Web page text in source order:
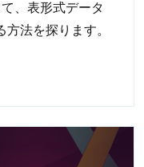
、表形式データ
法を探ります。